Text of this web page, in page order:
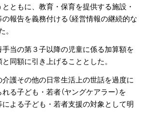
ともに、教育・保育を提供する施設・
報告を義務付ける（経営情報の継続的な
。
当の第３子以降の児童に係る加算額を
同額に引き上げることとした。
護その他の日常生活上の世話を過度に
る子ども・若者（ヤングケアラー）を
よる子ども・若者支援の対象として明